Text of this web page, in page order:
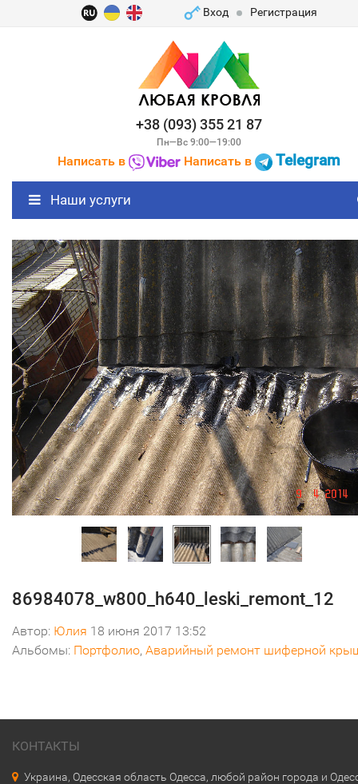
Вход Регистрация
+38 (093) 355 21 87
Пн—Вс 9:00—19:00
Написать в Написать в Telegram
Наши услуги
86984078_w800_h640_leski_remont_12
Автор: Юлия 18 июня 2017 13:52
Альбомы: Портфолио, Аварийный ремонт шиферной
КОНТАКТЫ
Украина, Одесская область Одесса, любой район города и